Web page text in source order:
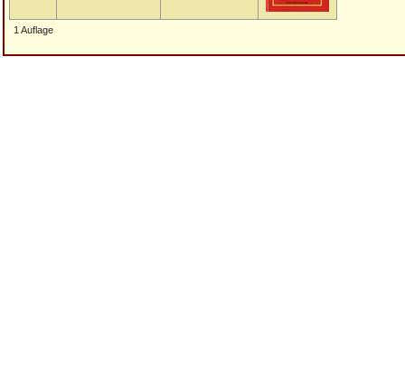
1 Auflage